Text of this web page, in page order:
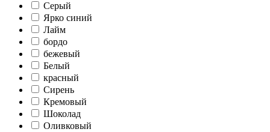
Серый
Ярко синий
Лайм
бордо
бежевый
Белый
красный
Сирень
Кремовый
Шоколад
Оливковый